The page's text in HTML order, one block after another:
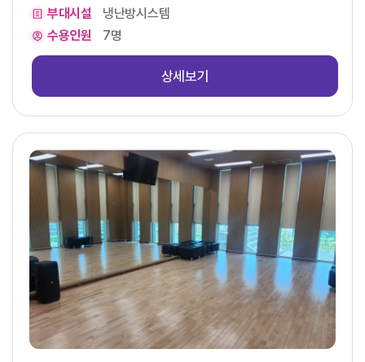
부대시설
냉난방시스템
수용인원
7명
상세보기